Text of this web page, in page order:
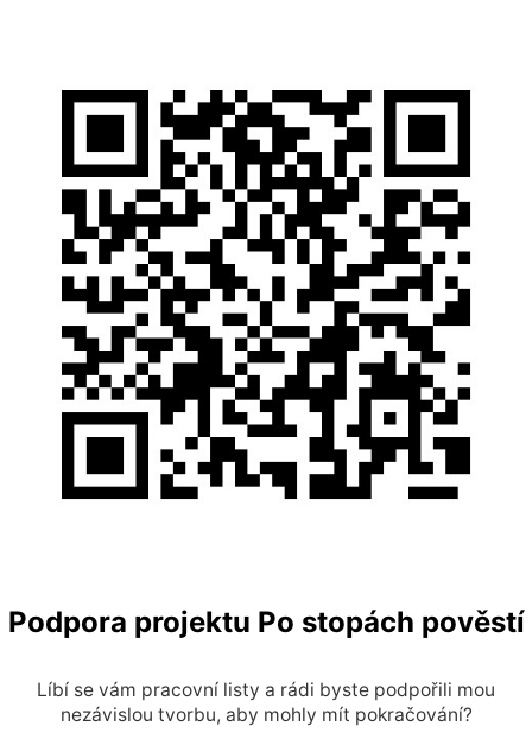
Podpora projektu Po stopách pověstí
Líbí se vám pracovní listy a rádi byste podpořili mou
nezávislou tvorbu, aby mohly mít pokračování?